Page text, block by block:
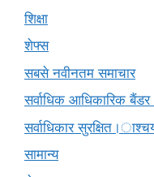
शिक्षा
शेफ्स
सबसे नवीनतम समाचार
सर्वाधिक आधिकारिक
सर्वाधिकार
सामान्य